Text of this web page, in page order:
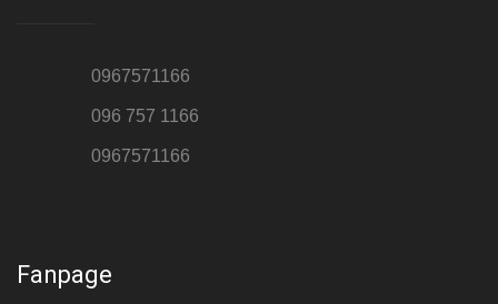
0967571166
096 757 1166
0967571166
Fanpage